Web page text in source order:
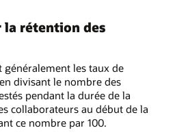
la rétention des
généralement les taux de
divisant le nombre des
pendant la durée de la
collaborateurs au début de la
ce nombre par 100.